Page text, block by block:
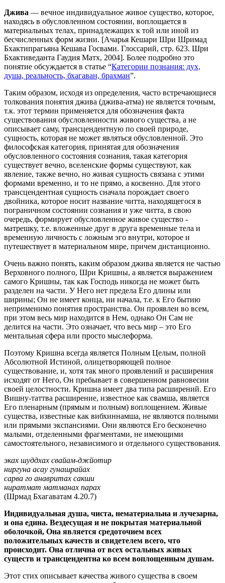
Джива — вечное индивидуальное живое существо, которое,
находясь в обусловленном состоянии, воплощается в
материальных телах, принадлежащих к той или иной из
бесчисленных форм жизни. [Ачарья Кешари Шри Шримад
Бхактипрагьяна Кешава Госвами. Глоссарий, стр. 623. Шри
Бхактиведанта Гаудия Матх, 2004]. Более подробно это
понятие обсуждается в статье “Категории познания: дух,
душа, реальность, бхагаван, брахман”.
Таким образом, исходя из определения, часто встречающиеся
толкования понятия джива (джива-атма) не является точным,
т.к. этот термин применяется для обозначения факта
существования обусловленности живого существа, а не
описывает саму, трансцендентную по своей природе,
сущность, которая не может являться обусловленной. Это
философская категория, принятая для обозначения
обусловленного состояния сознания, такая категория
существует вечно, вселенские формы существуют, как
явление, также вечно, но живая сущность связана с этими
формами временно, и то не прямо, а косвенно. Для этого
трансцендентная сущность сначала порождает своего
двойника, которое носит название читта, находящегося в
пограничном состоянии сознания и уже читта, в свою
очередь, формирует обусловленное живое существо -
матрешку, т.е. вложенные друг в друга временные тела и
временную личность с ложным эго внутри, которое и
путешествует в материальном мире, причем дистанционно.
Очень важно понять, каким образом джива является не частью
Верховного полного, Шри Кришны, а является выражением
самого Кришны, так как Господь никогда не может быть
разделен на части. У Него нет предела Его длины или
ширины; Он не имеет конца, ни начала, т.е. к Его бытию
неприменимо понятия пространства. Он проявлен во всем,
при этом весь мир находится в Нем, однако Он Сам не
делится на части. Это означает, что весь мир – это Его
ментальная сфера или просто мыслеформа.
Поэтому Кришна всегда является Полным Целым, полной
Абсолютной Истиной, олицетворяющей полное
существование, и, хотя так много проявлений и расширения
исходят от Него, Он пребывает в совершенном равновесии
своей целостности. Кришна имеет два типа расширений. Его
Вишну-таттва расширение, известное как свамша, является
Его пленарным (прямым и полным) воплощением. Живые
существа, известные как вибхиннамша, не являются полными
или прямыми экспансиями. Они являются Его бесконечно
малыми, отделенными фрагментами, не имеющими
самостоятельного, независимого и отдельного существования.
эках шуддхах свайам-джйотир
ниргуна асау гунашрайах
сарва го анавритах сакши
ниратмат матманах парах
(Шрмад Бхагаватам 4.20.7)
Индивидуальная душа, чиста, нематериальна и лучезарна,
и она едина. Вездесущая и не покрытая материальной
оболочкой, Она является средоточием всех
положительных качеств и свидетелем всего, что
происходит. Она отлична от всех остальных живых
существ и трансцендентна ко всем воплощенным душам.
Этот стих описывает качества живого существа в своем